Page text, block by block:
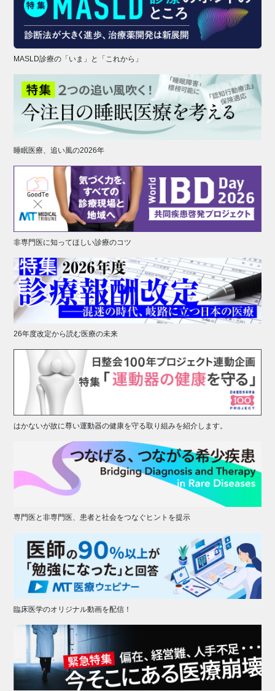
MASLD診療の「いま」と「これから」
睡眠医療、追い風の2026年
非専門医に知ってほしい診療のコツ
26年度改定から読む医療の未来
はかないが故に尊い運動器の健康を守る取り組みを紹介します。
専門医と非専門医、患者と社会をつなぐヒントを提示
臨床医学のオリジナル動画を配信！